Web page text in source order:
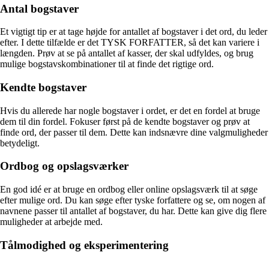
Antal bogstaver
Et vigtigt tip er at tage højde for antallet af bogstaver i det ord, du leder
efter. I dette tilfælde er det TYSK FORFATTER, så det kan variere i
længden. Prøv at se på antallet af kasser, der skal udfyldes, og brug
mulige bogstavskombinationer til at finde det rigtige ord.
Kendte bogstaver
Hvis du allerede har nogle bogstaver i ordet, er det en fordel at bruge
dem til din fordel. Fokuser først på de kendte bogstaver og prøv at
finde ord, der passer til dem. Dette kan indsnævre dine valgmuligheder
betydeligt.
Ordbog og opslagsværker
En god idé er at bruge en ordbog eller online opslagsværk til at søge
efter mulige ord. Du kan søge efter tyske forfattere og se, om nogen af ​​
navnene passer til antallet af bogstaver, du har. Dette kan give dig flere
muligheder at arbejde med.
Tålmodighed og eksperimentering